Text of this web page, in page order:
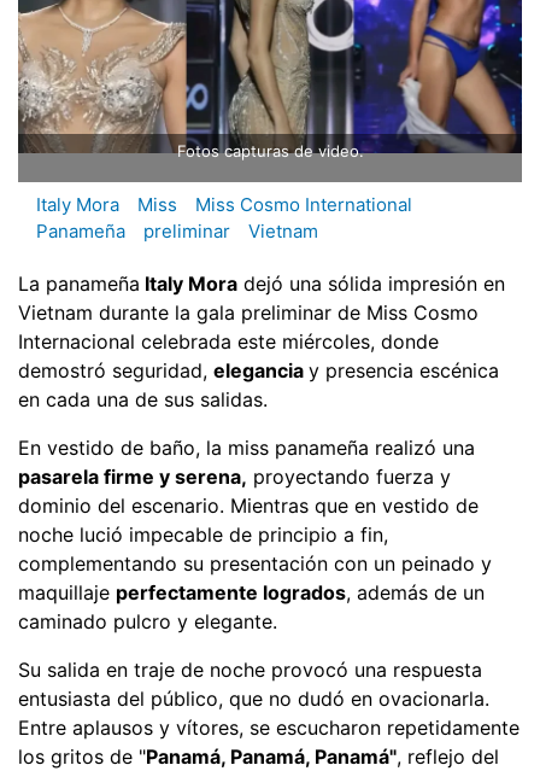
Fotos capturas de video.
Italy Mora Miss
Miss Cosmo International
Panameña
preliminar Vietnam
La panameña Italy Mora dejó una sólida impresión en
Vietnam durante la gala preliminar de Miss Cosmo
Internacional celebrada este miércoles, donde
demostró seguridad, elegancia y presencia escénica
en cada una de sus salidas.
En vestido de baño, la miss panameña realizó una
pasarela firme y serena, proyectando fuerza y
dominio del escenario. Mientras que en vestido de
noche lució impecable de principio a fin,
complementando su presentación con un peinado y
maquillaje perfectamente logrados, además de un
caminado pulcro y elegante.
Su salida en traje de noche provocó una respuesta
entusiasta del público, que no dudó en ovacionarla.
Entre aplausos y vítores, se escucharon repetidamente
los gritos de "Panamá, Panamá, Panamá", reflejo del